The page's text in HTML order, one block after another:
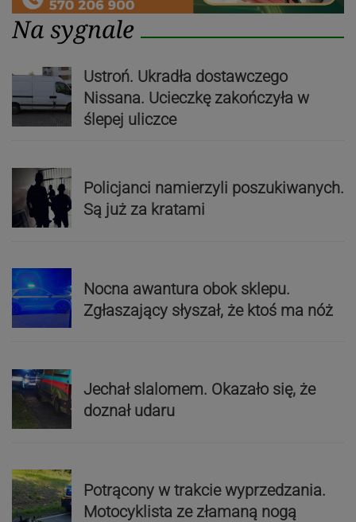
Na sygnale
Ustroń. Ukradła dostawczego
Nissana. Ucieczkę zakończyła w
ślepej uliczce
Policjanci namierzyli poszukiwanych.
Są już za kratami
Nocna awantura obok sklepu.
Zgłaszający słyszał, że ktoś ma nóż
Jechał slalomem. Okazało się, że
doznał udaru
Potrącony w trakcie wyprzedzania.
Motocyklista ze złamaną nogą